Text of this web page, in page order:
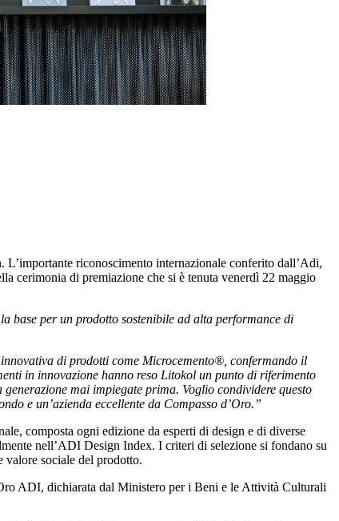
riconoscimento internazionale conferito dall’Adi,
cerimonia di premiazione che si è tenuta venerdì 22 maggio
base per un prodotto sostenibile ad alta performance di
di prodotti come Microcemento®, confermando il
in innovazione hanno reso Litokol un punto di riferimento
mai impiegate prima. Voglio condividere questo
e un’azienda eccellente da Compasso d’Oro.”
composta ogni edizione da esperti di design e di diverse
nell’ADI Design Index. I criteri di selezione si fondano su
valore sociale del prodotto.
ADI, dichiarata dal Ministero per i Beni e le Attività Culturali